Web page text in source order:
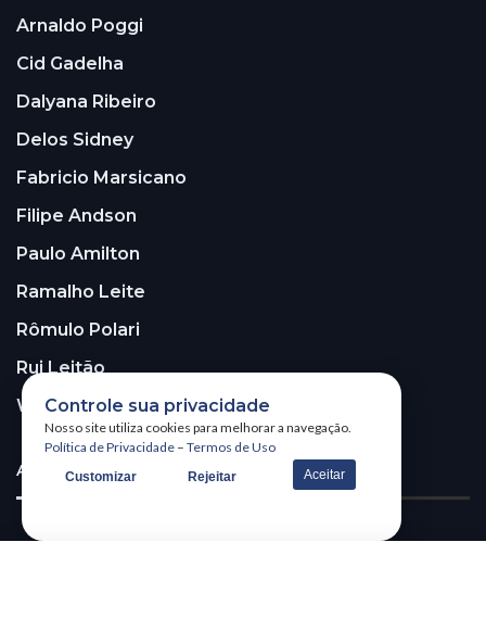
Arnaldo Poggi
Cid Gadelha
Dalyana Ribeiro
Delos Sidney
Fabricio Marsicano
Filipe Andson
Paulo Amilton
Ramalho Leite
Rômulo Polari
Rui Leitão
Walter Santos
ASSINE A NOSSA NEWSLETTER!
Controle sua privacidade
Nosso site utiliza cookies para melhorar a navegação.
Política de Privacidade – Termos de Uso
Customizar Rejeitar Aceitar